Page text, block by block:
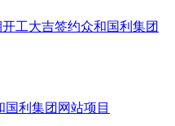
工大吉签约众和国利集团
利集团网站项目